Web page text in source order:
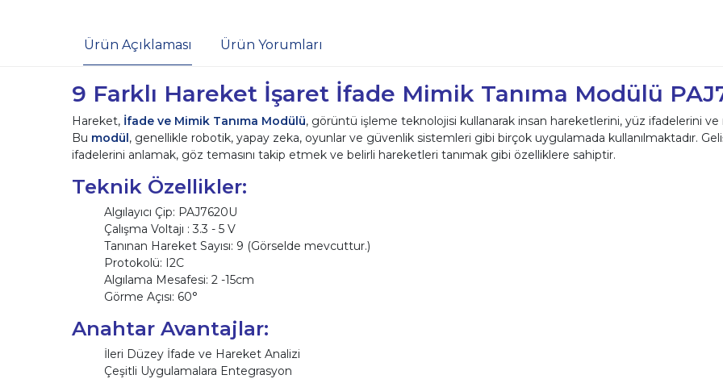
Ürün Açıklaması Ürün Yorumları
9 Farklı Hareket İşaret İfade Mimik Tanıma Modülü
Hareket, İfade ve Mimik Tanıma Modülü, görüntü işleme teknolojisi kullanarak insan hareketlerini, yüz ifadelerini
Bu modül, genellikle robotik, yapay zeka, oyunlar ve güvenlik sistemleri gibi birçok uygulamada kullanılmaktadır.
ifadelerini anlamak, göz temasını takip etmek ve belirli hareketleri tanımak gibi özelliklere sahiptir.
Teknik Özellikler:
Algılayıcı Çip: PAJ7620U
Çalışma Voltajı : 3.3 - 5 V
Tanınan Hareket Sayısı: 9 (Görselde mevcuttur.)
Protokolü: I2C
Algılama Mesafesi: 2 -15cm
Görme Açısı: 60°
Anahtar Avantajlar:
İleri Düzey İfade ve Hareket Analizi
Çeşitli Uygulamalara Entegrasyon